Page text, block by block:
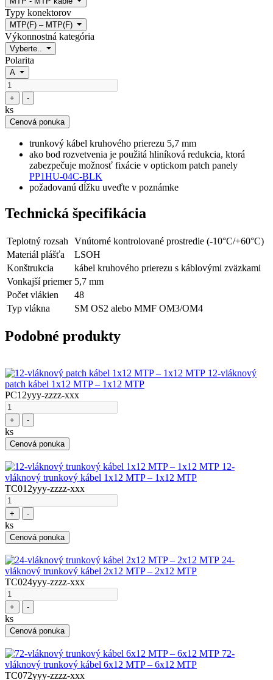
Typy konektorov
MTP(F) – MTP(F)
Výkonnostná kategória
Vyberte..
Polarita
A
+ -
ks
Cenová ponuka
trunkový kábel kruhového prierezu 5,7 mm
ako bod rozvetvenia je použitá hliníková redukcia, ktorá
zabezpečuje možnosť fixácie v optickom patch panely
PP1HU-04C-BLK
požadovanú dĺžku uveďte v poznámke
Technická špecifikácia
Teplotný rozsah
Vnútorné kontrolované prostredie (-10°C/+60°C)
Materiál plášťa
LSOH
Konštrukcia
kábel kruhového prierezu s káblovými zväzkami
Vonkajší priemer 5,7 mm
Počet vlákien
48
Typ vlákna
SM OS2 alebo MMF OM3/OM4
Podobné produkty
12-vláknový
patch kábel 1x12 MTP – 1x12 MTP
PC12yyy-zzzz-xxx
+ -
ks
Cenová ponuka
12-
vláknový trunkový kábel 1x12 MTP – 1x12 MTP
TC012yyy-zzzz-xxx
+ -
ks
Cenová ponuka
24-
vláknový trunkový kábel 2x12 MTP – 2x12 MTP
TC024yyy-zzzz-xxx
+ -
ks
Cenová ponuka
72-
vláknový trunkový kábel 6x12 MTP – 6x12 MTP
TC072yyy-zzzz-xxx